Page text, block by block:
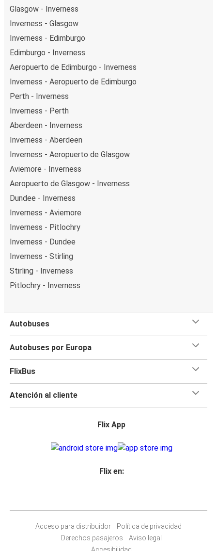
Glasgow - Inverness
Inverness - Glasgow
Inverness - Edimburgo
Edimburgo - Inverness
Aeropuerto de Edimburgo - Inverness
Inverness - Aeropuerto de Edimburgo
Perth - Inverness
Inverness - Perth
Aberdeen - Inverness
Inverness - Aberdeen
Inverness - Aeropuerto de Glasgow
Aviemore - Inverness
Aeropuerto de Glasgow - Inverness
Dundee - Inverness
Inverness - Aviemore
Inverness - Pitlochry
Inverness - Dundee
Inverness - Stirling
Stirling - Inverness
Pitlochry - Inverness
Autobuses
Autobuses por Europa
FlixBus
Atención al cliente
Flix App
Flix en:
Acceso para distribuidor
Política de privacidad
Derechos pasajeros
Aviso legal
Accesibilidad